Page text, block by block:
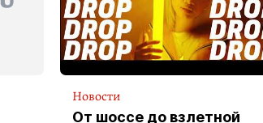
Новости
От шоссе до взлетной